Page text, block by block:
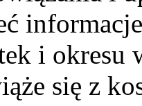
i okresu
się z